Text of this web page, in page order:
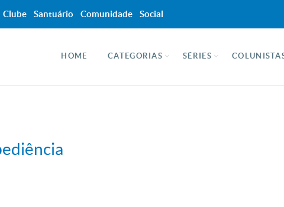
HOME CATEGORIAS SÉRIES
Clube Santuário Comunidade Social